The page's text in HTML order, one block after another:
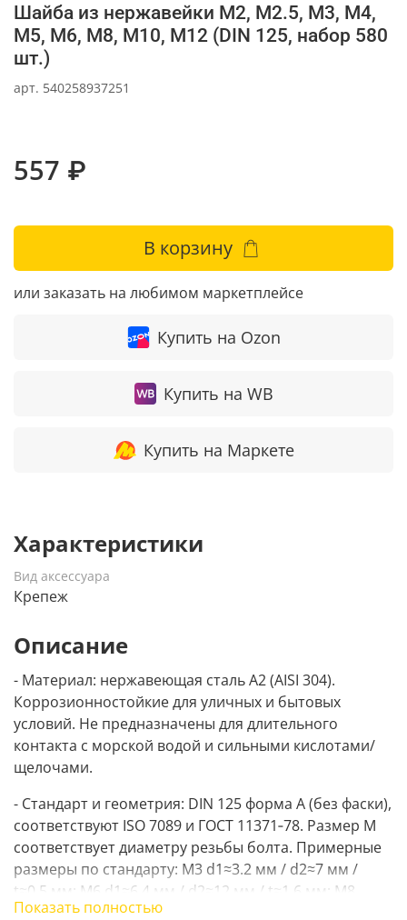
арт. 540258937251
Шайба из нержавейки M2, M2.5, M3, M4,
M5, M6, M8, M10, M12 (DIN 125, набор 580
шт.)
557 ₽
В корзину
или заказать на любимом маркетплейсе
Купить на Ozon
Купить на WB
Купить на Маркете
Характеристики
Вид аксессуара
Крепеж
Описание
- Материал: нержавеющая сталь A2 (AISI 304).
Коррозионностойкие для уличных и бытовых
условий. Не предназначены для длительного
контакта с морской водой и сильными кислотами/
щелочами.
- Стандарт и геометрия: DIN 125 форма A (без фаски),
соответствуют ISO 7089 и ГОСТ 11371‑78. Размер М
соответствует диаметру резьбы болта. Примерные
размеры по стандарту: М3 d1≈3.2 мм / d2≈7 мм /
t≈0.5 мм; М6 d1≈6.4 мм / d2≈12 мм / t≈1.6 мм; М8
d1≈8.4 мм / d2≈16 мм / t≈1.6 мм; М10 d1≈10.5 мм /
Показать полностью